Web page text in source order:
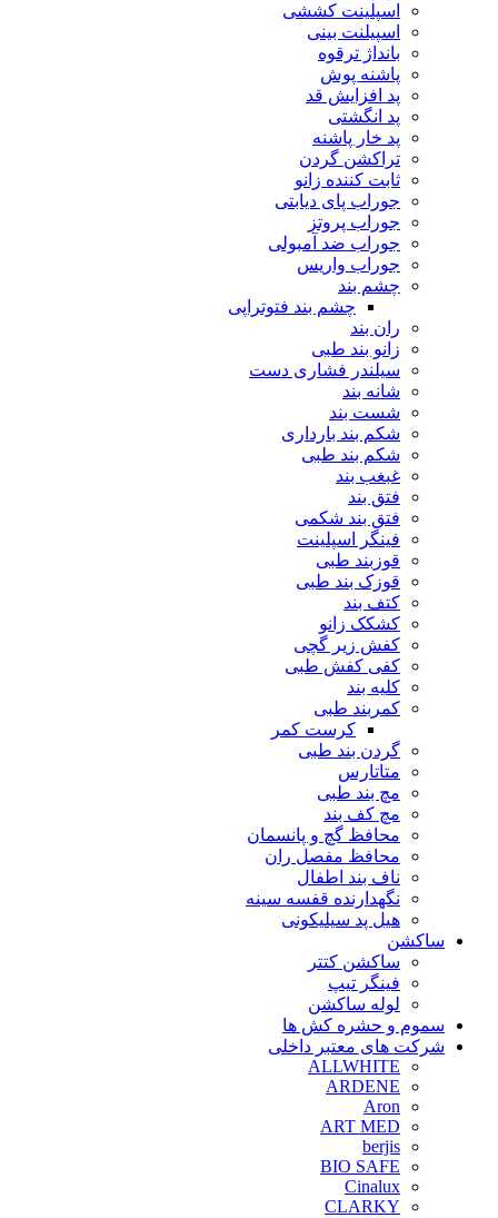
اسپلینت کششی
اسپیلنت بینی
بانداژ ترقوه
پاشنه پوش
پد افزایش قد
پد انگشتی
پد خار پاشنه
تراکشن گردن
ثابت کننده زانو
جوراب پای دیابتی
جوراب پروتز
جوراب ضد آمبولی
جوراب واریس
چشم بند
چشم بند فتوتراپی
ران بند
زانو بند طبی
سیلندر فشاری دست
شانه بند
شست بند
شکم بند بارداری
شکم بند طبی
غبغب بند
فتق بند
فتق بند شکمی
فینگر اسپلینت
قوزبند طبی
قوزک بند طبی
کتف بند
کشکک زانو
کفش زیر گچی
کفی کفش طبی
کلیه بند
کمربند طبی
کرست کمر
گردن بند طبی
متاتارس
مچ بند طبی
مچ کف بند
محافظ گچ و پانسمان
محافظ مفصل ران
ناف بند اطفال
نگهدارنده قفسه سینه
هیل پد سیلیکونی
ساکشن
ساکشن کتتر
فینگر تیپ
لوله ساکشن
سموم و حشره کش ها
شرکت های معتبر داخلی
ALLWHITE
ARDENE
Aron
ART MED
berjis
BIO SAFE
Cinalux
CLARKY